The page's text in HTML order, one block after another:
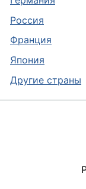
Россия
Франция
Япония
Другие страны